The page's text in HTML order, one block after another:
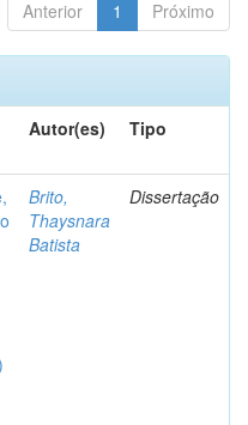
Anterior 1 Próximo
Autor(es) Tipo
Brito,
Thaysnara
Batista
Dissertação